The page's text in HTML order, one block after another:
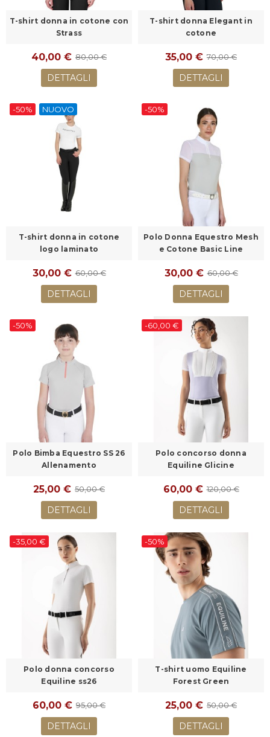
T-shirt donna in cotone con
Strass
40,00 € 80,00 €
DETTAGLI
T-shirt donna Elegant in
cotone
35,00 € 70,00 €
DETTAGLI
-50% NUOVO
T-shirt donna in cotone
logo laminato
30,00 € 60,00 €
DETTAGLI
-50%
Polo Donna Equestro Mesh
e Cotone Basic Line
30,00 € 60,00 €
DETTAGLI
-50%
Polo Bimba Equestro SS 26
Allenamento
25,00 € 50,00 €
DETTAGLI
-60,00 €
Polo concorso donna
Equiline Glicine
60,00 € 120,00 €
DETTAGLI
-35,00 €
Polo donna concorso
Equiline ss26
60,00 € 95,00 €
DETTAGLI
-50%
T-shirt uomo Equiline
Forest Green
25,00 € 50,00 €
DETTAGLI